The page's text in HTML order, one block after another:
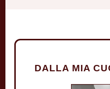
DALLA MIA